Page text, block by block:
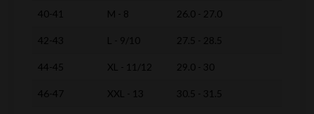
40-41 M - 8 26.0 - 27.0
42-43 L - 9/10 27.5 - 28.5
44-45 XL - 11/12 29.0 - 30
46-47 XXL - 13 30.5 - 31.5